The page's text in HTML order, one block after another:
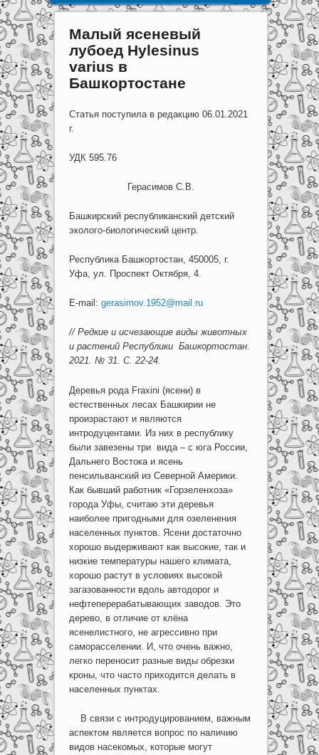
Малый ясеневый
лубоед Hylesinus
varius в
Башкортостане
Статья поступила в редакцию 06.01.2021
г.
УДК 595.76
Герасимов С.В.
Башкирский республиканский детский
эколого-биологический центр.
Республика Башкортостан, 450005, г.
Уфа, ул. Проспект Октября, 4.
E-mail: gerasimov.1952@mail.ru
// Редкие и исчезающие виды животных
и растений Республики Башкортостан.
2021. № 31. С. 22-24.
Деревья рода Fraxini (ясени) в
естественных лесах Башкирии не
произрастают и являются
интродуцентами. Из них в республику
были завезены три вида – с юга России,
Дальнего Востока и ясень
пенсильванский из Северной Америки.
Как бывший работник «Горзеленхоза»
города Уфы, считаю эти деревья
наиболее пригодными для озеленения
населенных пунктов. Ясени достаточно
хорошо выдерживают как высокие, так и
низкие температуры нашего климата,
хорошо растут в условиях высокой
загазованности вдоль автодорог и
нефтеперерабатывающих заводов. Это
дерево, в отличие от клёна
ясенелистного, не агрессивно при
саморасселении. И, что очень важно,
легко переносит разные виды обрезки
кроны, что часто приходится делать в
населенных пунктах.
В связи с интродуцированием, важным
аспектом является вопрос по наличию
видов насекомых, которые могут